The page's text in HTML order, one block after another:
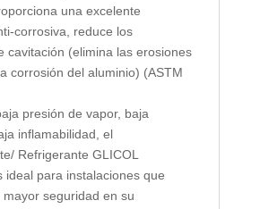
una excelente
corrosiva, reduce los
cavitación (elimina las erosiones
corrosión del aluminio) (ASTM
presión de vapor, baja
inflamabilidad, el
Refrigerante GLICOL
ideal para instalaciones que
mayor seguridad en su